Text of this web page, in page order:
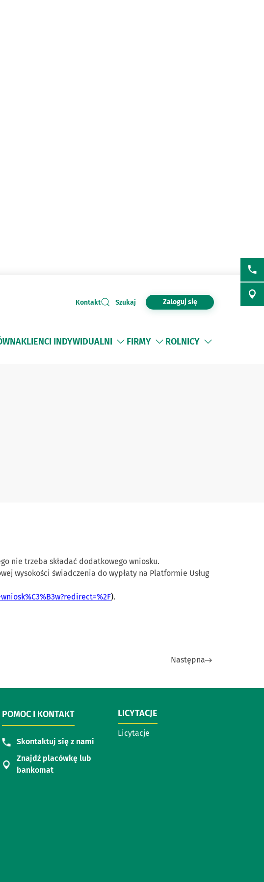
Kontakt Szukaj Zaloguj się
KLIENCI INDYWIDUALNI FIRMY ROLNICY
nie trzeba składać dodatkowego wniosku.
wysokości świadczenia do wypłaty na Platformie Usług
).
Następna
POMOC I KONTAKT
Skontaktuj się z nami
Znajdź placówkę lub
bankomat
LICYTACJE
Licytacje